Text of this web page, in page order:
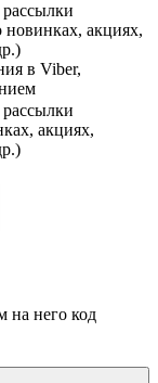
новинках, акциях,
в Viber,
акциях,
на него код